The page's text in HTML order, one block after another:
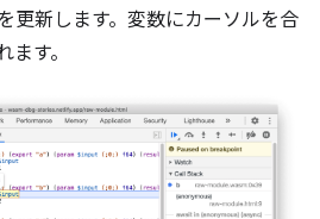
更新します。変数にカーソルを合
す。